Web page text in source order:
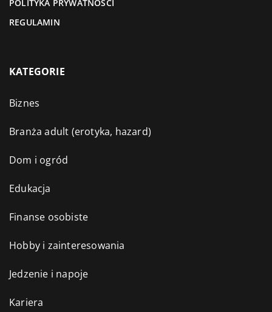
POLITYKA PRYWATNOŚCI
REGULAMIN
KATEGORIE
Biznes
Branża adult (erotyka, hazard)
Dom i ogród
Edukacja
Finanse osobiste
Hobby i zainteresowania
Jedzenie i napoje
Kariera